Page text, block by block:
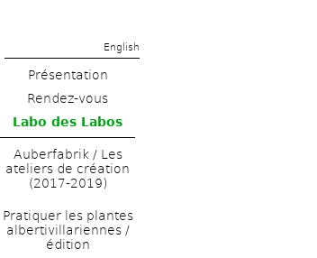
English
Présentation
Rendez-vous
Labo des Labos
Auberfabrik / Les
ateliers de création
(2017-2019)
Pratiquer les plantes
albertivillariennes /
édition